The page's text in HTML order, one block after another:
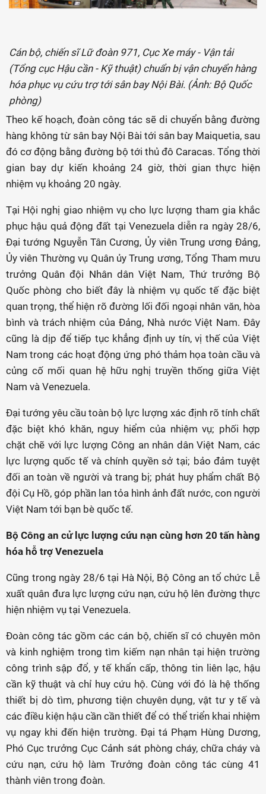
Cán bộ, chiến sĩ Lữ đoàn 971, Cục Xe máy - Vận tải
(Tổng cục Hậu cần - Kỹ thuật) chuẩn bị vận chuyển hàng
hóa phục vụ cứu trợ tới sân bay Nội Bài. (Ảnh: Bộ Quốc
phòng)
Theo kế hoạch, đoàn công tác sẽ di chuyển bằng đường
hàng không từ sân bay Nội Bài tới sân bay Maiquetia, sau
đó cơ động bằng đường bộ tới thủ đô Caracas. Tổng thời
gian bay dự kiến khoảng 24 giờ, thời gian thực hiện
nhiệm vụ khoảng 20 ngày.
Tại Hội nghị giao nhiệm vụ cho lực lượng tham gia khắc
phục hậu quả động đất tại Venezuela diễn ra ngày 28/6,
Đại tướng Nguyễn Tân Cương, Ủy viên Trung ương Đảng,
Ủy viên Thường vụ Quân ủy Trung ương, Tổng Tham mưu
trưởng Quân đội Nhân dân Việt Nam, Thứ trưởng Bộ
Quốc phòng cho biết đây là nhiệm vụ quốc tế đặc biệt
quan trọng, thể hiện rõ đường lối đối ngoại nhân văn, hòa
bình và trách nhiệm của Đảng, Nhà nước Việt Nam. Đây
cũng là dịp để tiếp tục khẳng định uy tín, vị thế của Việt
Nam trong các hoạt động ứng phó thảm họa toàn cầu và
củng cố mối quan hệ hữu nghị truyền thống giữa Việt
Nam và Venezuela.
Đại tướng yêu cầu toàn bộ lực lượng xác định rõ tính chất
đặc biệt khó khăn, nguy hiểm của nhiệm vụ; phối hợp
chặt chẽ với lực lượng Công an nhân dân Việt Nam, các
lực lượng quốc tế và chính quyền sở tại; bảo đảm tuyệt
đối an toàn về người và trang bị; phát huy phẩm chất Bộ
đội Cụ Hồ, góp phần lan tỏa hình ảnh đất nước, con người
Việt Nam tới bạn bè quốc tế.
Bộ Công an cử lực lượng cứu nạn cùng hơn 20 tấn hàng
hóa hỗ trợ Venezuela
Cũng trong ngày 28/6 tại Hà Nội, Bộ Công an tổ chức Lễ
xuất quân đưa lực lượng cứu nạn, cứu hộ lên đường thực
hiện nhiệm vụ tại Venezuela.
Đoàn công tác gồm các cán bộ, chiến sĩ có chuyên môn
và kinh nghiệm trong tìm kiếm nạn nhân tại hiện trường
công trình sập đổ, y tế khẩn cấp, thông tin liên lạc, hậu
cần kỹ thuật và chỉ huy cứu hộ. Cùng với đó là hệ thống
thiết bị dò tìm, phương tiện chuyên dụng, vật tư y tế và
các điều kiện hậu cần cần thiết để có thể triển khai nhiệm
vụ ngay khi đến hiện trường. Đại tá Phạm Hùng Dương,
Phó Cục trưởng Cục Cảnh sát phòng cháy, chữa cháy và
cứu nạn, cứu hộ làm Trưởng đoàn công tác cùng 41
thành viên trong đoàn.